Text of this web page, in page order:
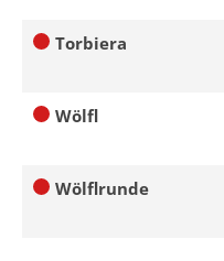
Torbiera
Wölfl
Wölflrunde